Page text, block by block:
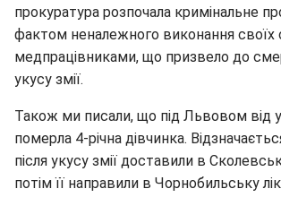
прокуратура розпочала кримінальне
фактом неналежного виконання своїх
медпрацівниками, що призвело до
укусу змії.
Також ми писали, що під Львовом від
померла 4-річна дівчинка.
після укусу змії доставили в
потім її направили в Чорнобильську